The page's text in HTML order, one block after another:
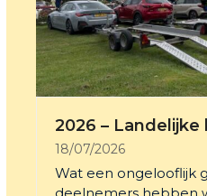
2026 – Landelijke
18/07/2026
Wat een ongelooflijk